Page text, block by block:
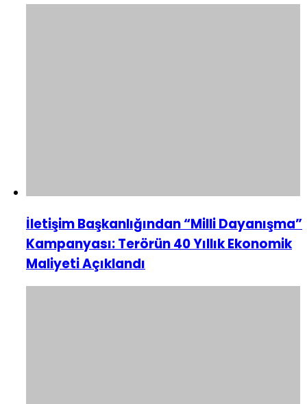
İletişim Başkanlığından “Milli Dayanışma”
Kampanyası: Terörün 40 Yıllık Ekonomik
Maliyeti Açıklandı